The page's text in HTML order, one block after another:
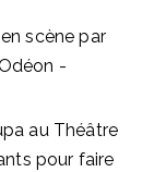
scène par
-
au Théâtre
pour faire